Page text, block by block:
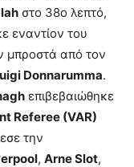
στο 38ο λεπτό,
εναντίον του
μπροστά από τον
Donnarumma.
επιβεβαιώθηκε
Referee (VAR)
την
, Arne Slot,